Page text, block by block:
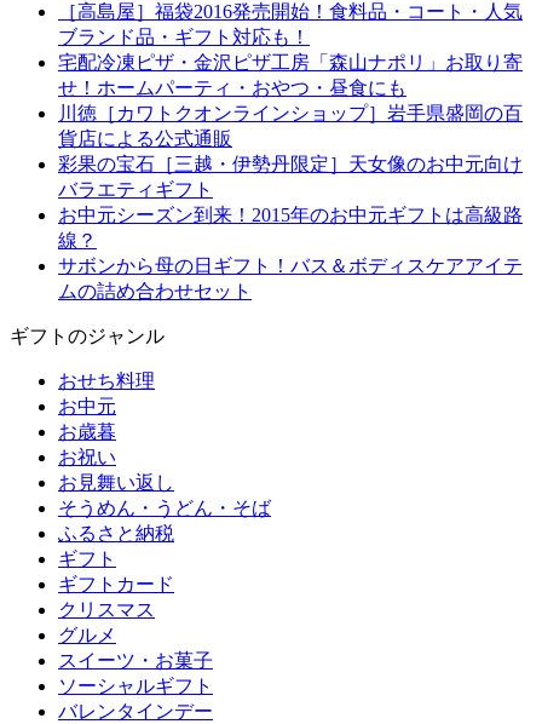
［高島屋］福袋2016発売開始！食料品・コート・人気
ブランド品・ギフト対応も！
宅配冷凍ピザ・金沢ピザ工房「森山ナポリ」お取り寄
せ！ホームパーティ・おやつ・昼食にも
川徳［カワトクオンラインショップ］岩手県盛岡の百
貨店による公式通販
彩果の宝石［三越・伊勢丹限定］天女像のお中元向け
バラエティギフト
お中元シーズン到来！2015年のお中元ギフトは高級路
線？
サボンから母の日ギフト！バス＆ボディスケアアイテ
ムの詰め合わせセット
ギフトのジャンル
おせち料理
お中元
お歳暮
お祝い
お見舞い返し
そうめん・うどん・そば
ふるさと納税
ギフト
ギフトカード
クリスマス
グルメ
スイーツ・お菓子
ソーシャルギフト
バレンタインデー